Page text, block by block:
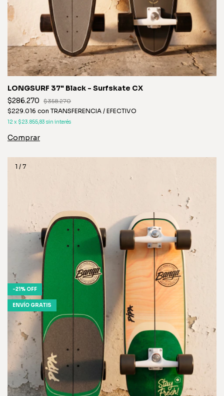
LONGSURF 37" Black - Surfskate CX
$286.270
$358.270
$229.016 con TRANSFERENCIA / EFECTIVO
12 x $23.855,83 sin interés
1 / 7
-21 % OFF
ENVÍO GRATIS